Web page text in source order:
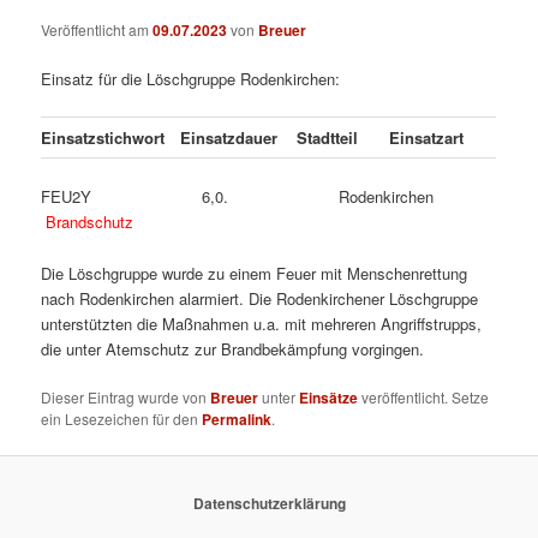
Veröffentlicht am09.07.2023von Breuer
Einsatz für die Löschgruppe Rodenkirchen:
Einsatzstichwort Einsatzdauer Stadtteil Einsatzart
FEU2Y 6,0. Rodenkirchen
Brandschutz
Die Löschgruppe wurde zu einem Feuer mit Menschenrettung
nach Rodenkirchen alarmiert. Die Rodenkirchener Löschgruppe
unterstützten die Maßnahmen u.a. mit mehreren Angriffstrupps,
die unter Atemschutz zur Brandbekämpfung vorgingen.
Dieser Eintrag wurde von Breuerunter Einsätzeveröffentlicht. Setze
ein Lesezeichen für den Permalink.
Datenschutzerklärung